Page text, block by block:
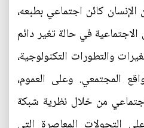
كائن اجتماعي بطبعه،
في حالة تغير دائم
والتطورات التكنولوجية،
المجتمعي. وعلى العموم،
من خلال نظرية شبكة